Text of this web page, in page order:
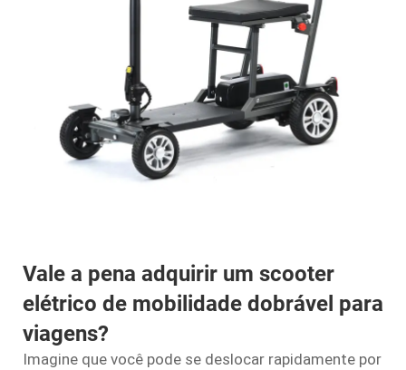
Vale a pena adquirir um scooter
elétrico de mobilidade dobrável para
viagens?
Imagine que você pode se deslocar rapidamente por